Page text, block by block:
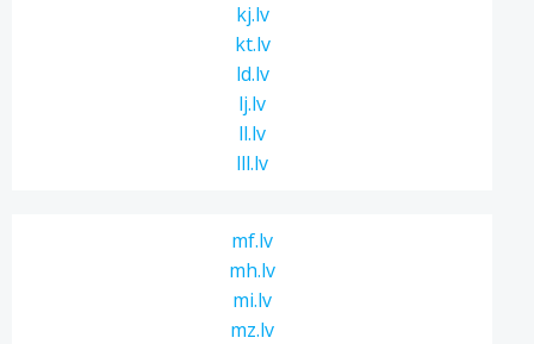
kj.lv
kt.lv
ld.lv
lj.lv
ll.lv
lll.lv
mf.lv
mh.lv
mi.lv
mz.lv